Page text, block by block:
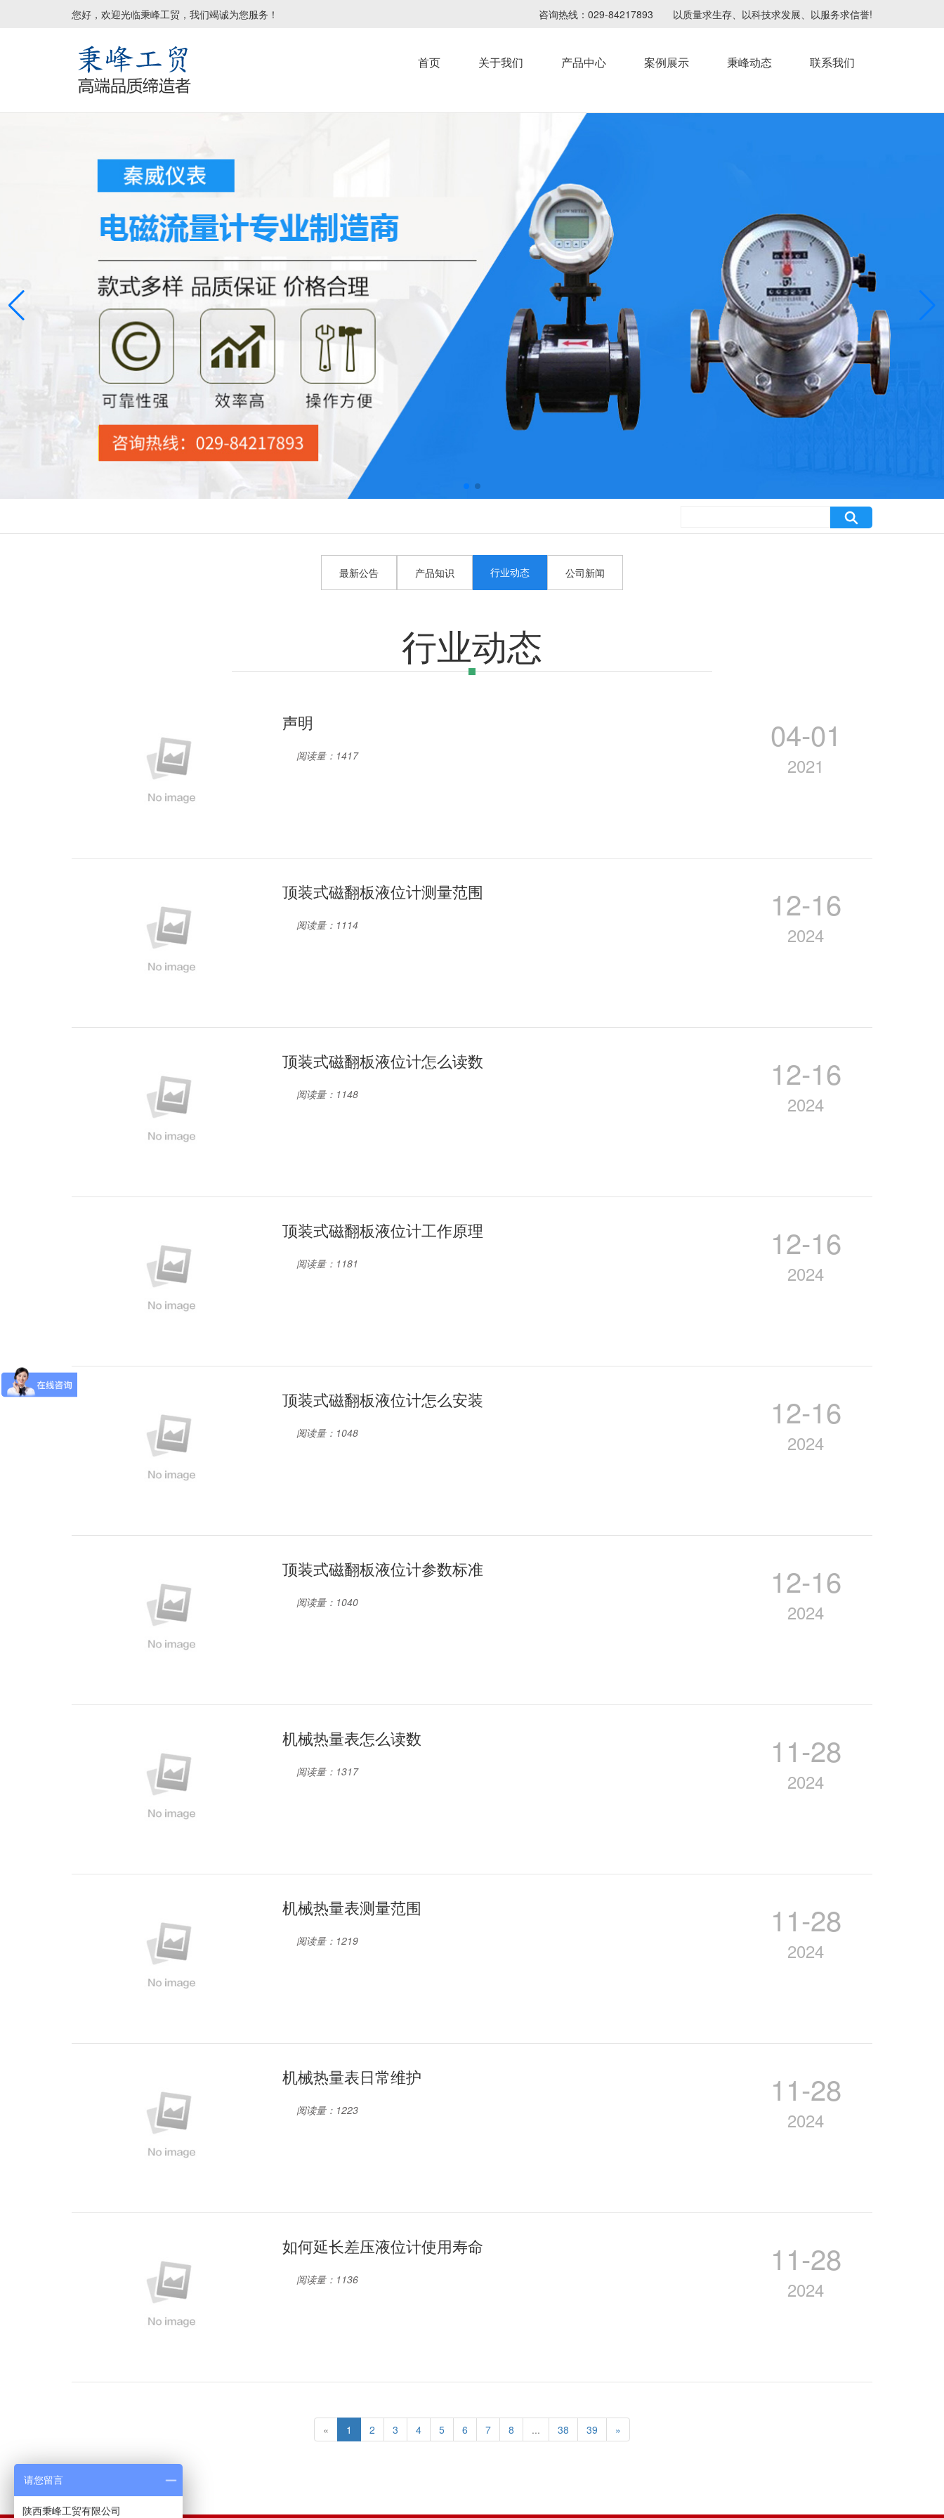
您好，欢迎光临秉峰工贸，我们竭诚为您服务！ 咨询热线：029-84217893 以质量求生存、以科技求发展、以服务求信誉!
首页 关于我们 产品中心 案例展示 秉峰动态 联系我们
最新公告 产品知识 行业动态 公司新闻
行业动态
声明
阅读量：1417
04-01
2021
顶装式磁翻板液位计测量范围
阅读量：1114
12-16
2024
顶装式磁翻板液位计怎么读数
阅读量：1148
12-16
2024
顶装式磁翻板液位计工作原理
阅读量：1181
12-16
2024
顶装式磁翻板液位计怎么安装
阅读量：1048
12-16
2024
顶装式磁翻板液位计参数标准
阅读量：1040
12-16
2024
机械热量表怎么读数
阅读量：1317
11-28
2024
机械热量表测量范围
阅读量：1219
11-28
2024
机械热量表日常维护
阅读量：1223
11-28
2024
如何延长差压液位计使用寿命
阅读量：1136
11-28
2024
« 1 2 3 4 5 6 7 8 ... 38 39 »
请您留言
陕西秉峰工贸有限公司